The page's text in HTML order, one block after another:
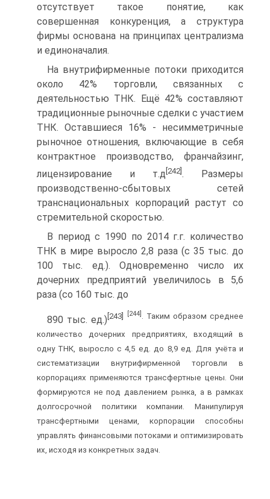
отсутствует такое понятие, как
совершенная конкуренция, а структура
фирмы основана на принципах централизма
и единоначалия.
На внутрифирменные потоки приходится
около 42% торговли, связанных с
деятельностью ТНК. Ещё 42% составляют
традиционные рыночные сделки с участием
ТНК. Оставшиеся 16% - несимметричные
рыночное отношения, включающие в себя
контрактное производство, франчайзинг,
лицензирование и т.д [242]. Размеры
производственно-сбытовых сетей
транснациональных корпораций растут со
стремительной скоростью.
В период с 1990 по 2014 г.г. количество
ТНК в мире выросло 2,8 раза (с 35 тыс. до
100 тыс. ед.). Одновременно число их
дочерних предприятий увеличилось в 5,6
раза (со 160 тыс. до
890 тыс. ед.) [243] [244] . Таким образом среднее
количество дочерних предприятиях, входящий в
одну ТНК, выросло с 4,5 ед. до 8,9 ед. Для учёта и
систематизации внутрифирменной торговли в
корпорациях применяются трансфертные цены. Они
формируются не под давлением рынка, а в рамках
долгосрочной политики компании. Манипулируя
трансфертными ценами, корпорации способны
управлять финансовыми потоками и оптимизировать
их, исходя из конкретных задач.